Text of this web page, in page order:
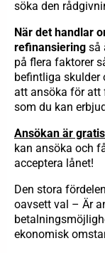
söka den
När det handlar
refinansiering så
på flera faktorer
befintliga skulder
att ansöka för att
som du kan
Ansökan är
kan ansöka och
acceptera lånet!
Den stora
oavsett val – Är
ekonomisk